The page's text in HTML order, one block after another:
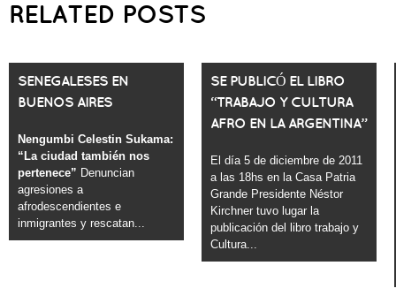
RELATED POSTS
SENEGALESES EN
BUENOS AIRES
Nengumbi Celestin Sukama:
“La ciudad también nos
pertenece” Denuncian
agresiones a
afrodescendientes e
inmigrantes y rescatan...
SE PUBLICÓ EL LIBRO
“TRABAJO Y CULTURA
AFRO EN LA ARGENTINA”
El día 5 de diciembre de 2011
a las 18hs en la Casa Patria
Grande Presidente Néstor
Kirchner tuvo lugar la
publicación del libro trabajo y
Cultura...